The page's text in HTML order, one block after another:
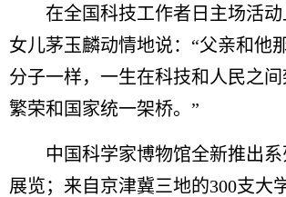
在全国科技工作者日主场活
女儿茅玉麟动情地说：“父亲和他
分子一样，一生在科技和人民之间
繁荣和国家统一架桥。”
中国科学家博物馆全新推出
展览；来自京津冀三地的300支大